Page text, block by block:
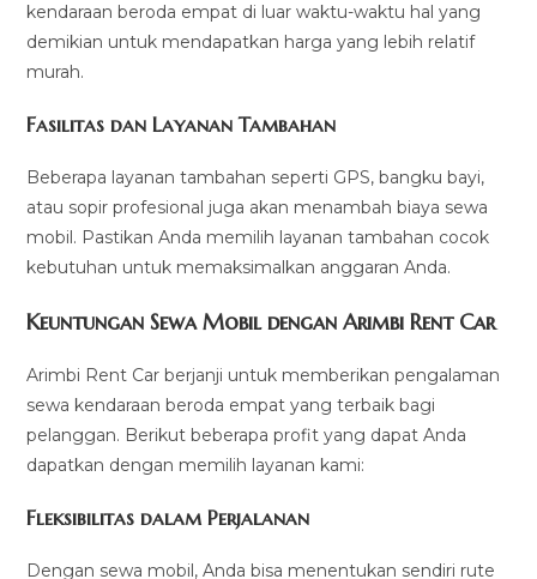
kendaraan beroda empat di luar waktu-waktu hal yang
demikian untuk mendapatkan harga yang lebih relatif
murah.
Fasilitas dan Layanan Tambahan
Beberapa layanan tambahan seperti GPS, bangku bayi,
atau sopir profesional juga akan menambah biaya sewa
mobil. Pastikan Anda memilih layanan tambahan cocok
kebutuhan untuk memaksimalkan anggaran Anda.
Keuntungan Sewa Mobil dengan Arimbi Rent Car
Arimbi Rent Car berjanji untuk memberikan pengalaman
sewa kendaraan beroda empat yang terbaik bagi
pelanggan. Berikut beberapa profit yang dapat Anda
dapatkan dengan memilih layanan kami:
Fleksibilitas dalam Perjalanan
Dengan sewa mobil, Anda bisa menentukan sendiri rute